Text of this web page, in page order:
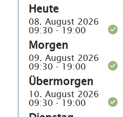
Heute
08. August 2026
09:30 - 19:00
Morgen
09. August 2026
09:30 - 19:00
Übermorgen
10. August 2026
09:30 - 19:00